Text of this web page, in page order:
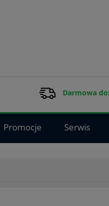
Darmowa
Promocje Serwis